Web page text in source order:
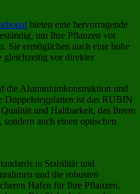
bieten eine hervorragende
um Ihre Pflanzen vor
Sie ermöglichen auch eine hohe
gleichzeitig vor direkter
die Aluminiumkonstruktion und
Doppelstegplatten ist das RUBIN
und Haltbarkeit, das Ihrem
auch einen optischen
in Stabilität und
und die robusten
Hafen für Ihre Pflanzen,